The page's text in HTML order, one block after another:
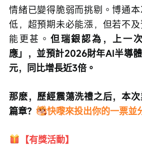
情緒已變得脆弱而挑剔。博通
低，超預期未必能漲，但若不
能更甚。 但瑞銀認為，上一
應」，並預計2026財年AI半導
元，同比增長近3倍。
那麽，歷經震蕩洗禮之后，本
篇章？
快嚟來投出你的一票並
【有獎活動】